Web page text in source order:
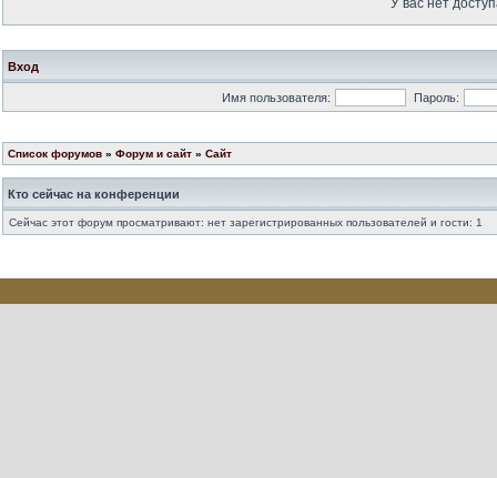
У вас нет
Вход
Имя пользователя: Пароль:
Список форумов » Форум и сайт » Сайт
Кто сейчас на конференции
Сейчас этот форум просматривают: нет зарегистрированных пользователей и гости: 1